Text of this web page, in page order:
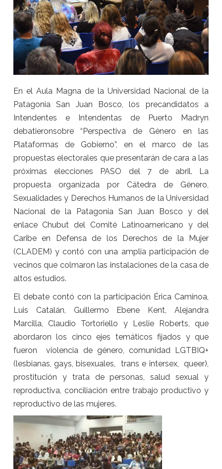
En el Aula Magna de la Universidad Nacional de la
Patagonia San Juan Bosco, los precandidatos a
Intendentes e Intendentas de Puerto Madryn
debatieronsobre “Perspectiva de Género en las
Plataformas de Gobierno”, en el marco de las
propuestas electorales que presentarán de cara a las
próximas elecciones PASO del 7 de abril.
La
propuesta organizada por Cátedra de Género,
Sexualidades y Derechos Humanos de la Universidad
Nacional de la Patagonia San Juan Bosco y del
enlace Chubut del Comité Latinoamericano y del
Caribe en Defensa de los Derechos de la Mujer
(CLADEM) y contó con una amplia participación de
vecinos que colmaron las instalaciones de la casa de
altos estudios.
El debate contó con la participación Érica Caminoa,
Luis Catalán, Guillermo Ebene Kent, Alejandra
Marcilla, Claudio Tortoriello y Leslie Roberts, que
abordaron los cinco ejes temáticos fijados y que
fueron violencia de género, comunidad LGTBIQ+
(lesbianas, gays, bisexuales, trans e intersex, queer),
prostitución y trata de personas, salud sexual y
reproductiva, conciliación entre trabajo productivo y
reproductivo de las mujeres.